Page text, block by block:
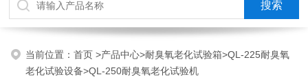
当前位置：首页>产品中心>耐臭氧老化试验箱>QL-225耐臭氧
老化试验设备>QL-250耐臭氧老化试验机